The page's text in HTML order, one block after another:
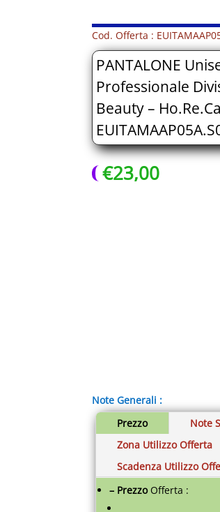
Cod. Offerta :
PANTALONE
Professionale
Beauty –
€23,00
Note Generali :
Prezzo
Note
Zona Utilizzo Offerta
Scadenza Utilizzo
– PrezzoOfferta :